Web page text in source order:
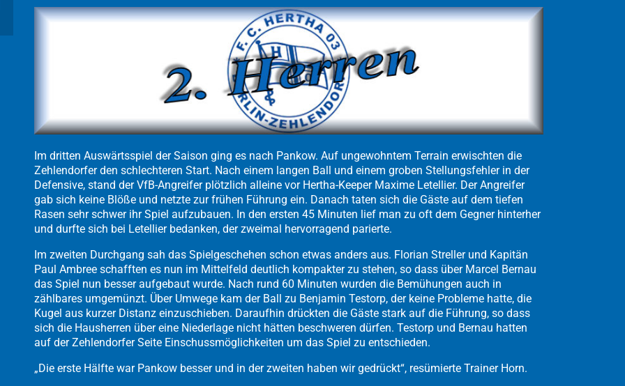
Im dritten Auswärtsspiel der Saison ging es nach Pankow. Auf ungewohntem Terrain erwischten die
Zehlendorfer den schlechteren Start. Nach einem langen Ball und einem groben Stellungsfehler in der
Defensive, stand der VfB-Angreifer plötzlich alleine vor Hertha-Keeper Maxime Letellier. Der Angreifer
gab sich keine Blöße und netzte zur frühen Führung ein. Danach taten sich die Gäste auf dem tiefen
Rasen sehr schwer ihr Spiel aufzubauen. In den ersten 45 Minuten lief man zu oft dem Gegner hinterher
und durfte sich bei Letellier bedanken, der zweimal hervorragend parierte.
Im zweiten Durchgang sah das Spielgeschehen schon etwas anders aus. Florian Streller und Kapitän
Paul Ambree schafften es nun im Mittelfeld deutlich kompakter zu stehen, so dass über Marcel Bernau
das Spiel nun besser aufgebaut wurde. Nach rund 60 Minuten wurden die Bemühungen auch in
zählbares umgemünzt. Über Umwege kam der Ball zu Benjamin Testorp, der keine Probleme hatte, die
Kugel aus kurzer Distanz einzuschieben. Daraufhin drückten die Gäste stark auf die Führung, so dass
sich die Hausherren über eine Niederlage nicht hätten beschweren dürfen. Testorp und Bernau hatten
auf der Zehlendorfer Seite Einschussmöglichkeiten um das Spiel zu entschieden.
„Die erste Hälfte war Pankow besser und in der zweiten haben wir gedrückt“, resümierte Trainer Horn.